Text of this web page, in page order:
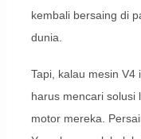
kembali bersaing di
dunia.
Tapi, kalau mesin V4
harus mencari solusi
motor mereka.